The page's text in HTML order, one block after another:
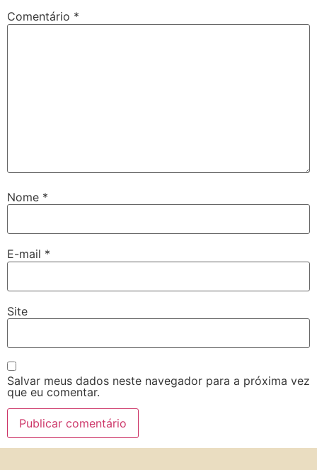
Comentário *
Nome *
E-mail *
Site
Salvar meus dados neste navegador para a próxima vez
que eu comentar.